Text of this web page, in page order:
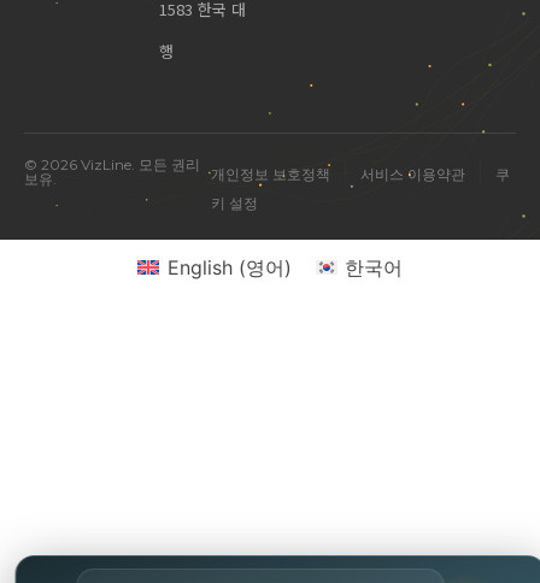
1583 한국 대
행
© 2026 VizLine. 모든 권리
보유.
개인정보 보호정책 서비스 이용약관
쿠
키 설정
English(영어) 한국어